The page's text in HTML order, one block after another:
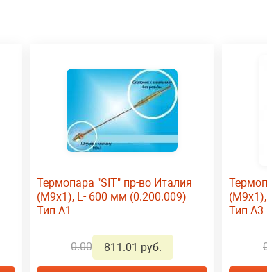
Термопара "SIT" пр-во Италия
(М9х1), L- 600 мм (0.200.009)
Тип А1
0.00 811.01 руб.
Тип А3